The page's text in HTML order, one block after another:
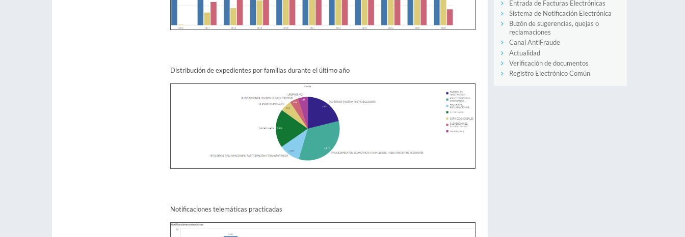
Distribución de expedientes por familias durante el último año
Notificaciones telemáticas practicadas
Entrada de Facturas Electrónicas
Sistema de Notificación Electrónica
Buzón de sugerencias, quejas o
reclamaciones
Canal AntiFraude
Actualidad
Verificación de documentos
Registro Electrónico Común